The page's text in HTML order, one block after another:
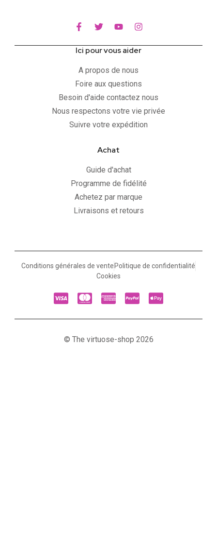
Ici pour vous aider
A propos de nous
Foire aux questions
Besoin d'aide contactez nous
Nous respectons votre vie privée
Suivre votre expédition
Achat
Guide d'achat
Programme de fidélité
Achetez par marque
Livraisons et retours
Conditions générales de vente Politique de confidentialité
Cookies
© The virtuose-shop 2026